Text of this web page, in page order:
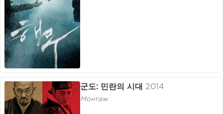
군도: 민란의 시대 2014
Монтаж